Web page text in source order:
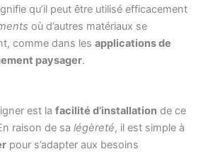
qu’il peut être utilisé efficacement
où d’autres matériaux se
comme dans les applications de
paysager.
est la facilité d’installation de ce
raison de sa légèreté, il est simple à
pour s’adapter aux besoins